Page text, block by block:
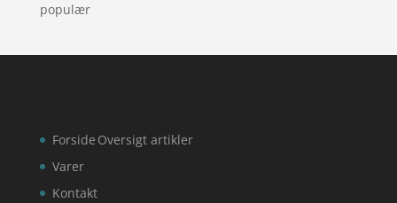
populær
Forside
Varer
Kontakt
Oversigt artikler